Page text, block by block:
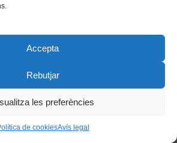
Accepta
Rebutjar
les preferències
de cookiesAvís legal